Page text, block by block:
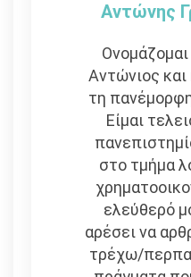
Αντώνης
Αντώνιος
τη
Είμαι
στο τμήμα
ελεύθερό
αρέσει να
τρέχω/